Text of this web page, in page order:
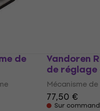
de Vandoren
de réglage
Mécanisme
77,50 €
Sur